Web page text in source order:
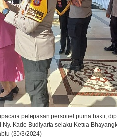
pelepasan personel purna bakti,
Kade Budiyarta selaku Ketua
(30/3/2024)